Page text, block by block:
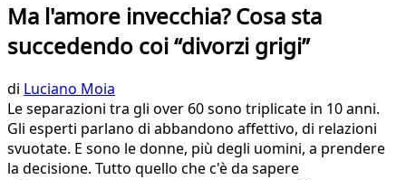
Ma l'amore invecchia? Cosa sta
succedendo coi “divorzi grigi”
di Luciano Moia
Le separazioni tra gli over 60 sono triplicate in 10 anni.
Gli esperti parlano di abbandono affettivo, di relazioni
svuotate. E sono le donne, più degli uomini, a prendere
la decisione. Tutto quello che c'è da sapere